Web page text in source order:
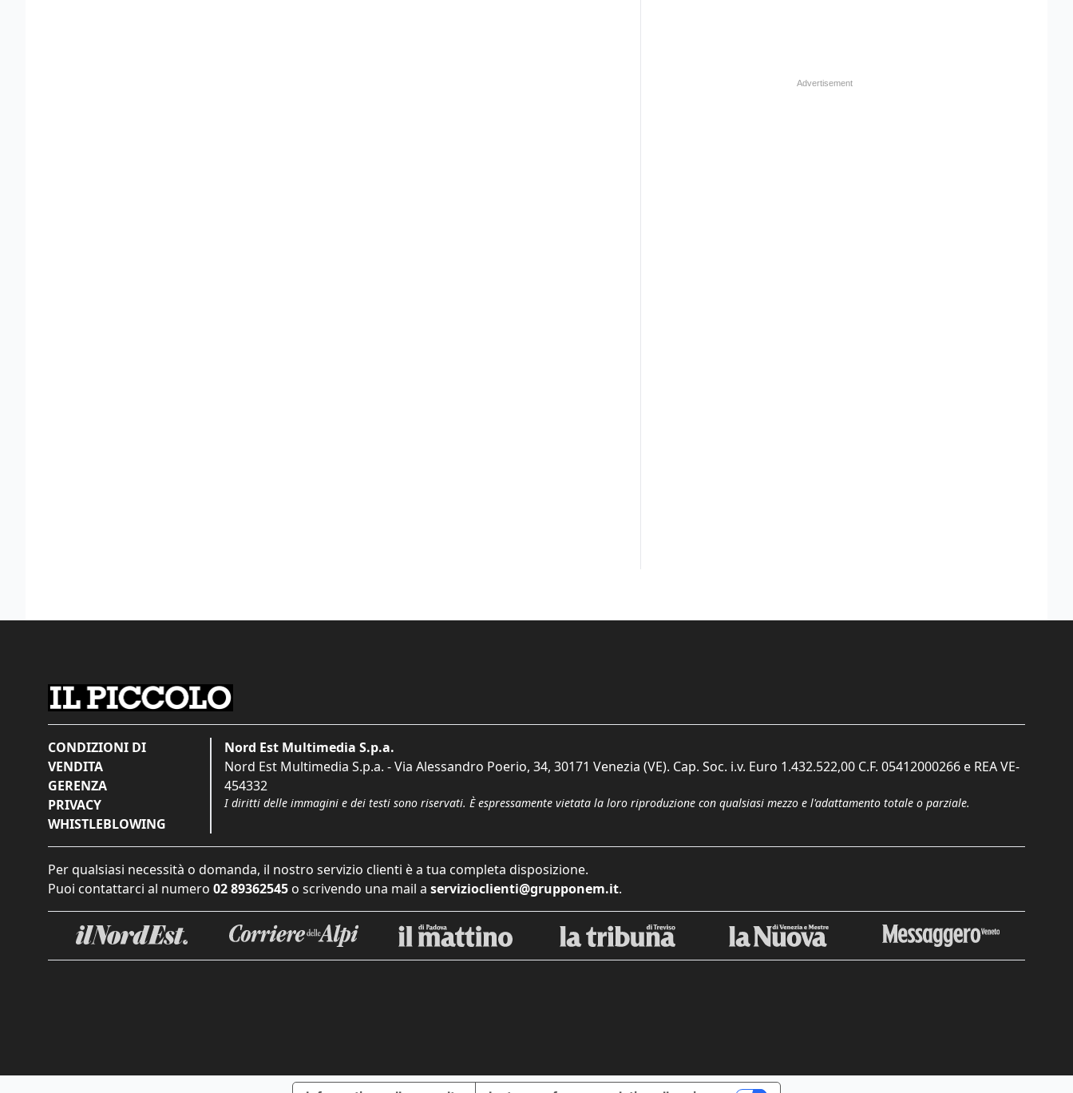
CONDIZIONI DI
VENDITA
GERENZA
PRIVACY
WHISTLEBLOWING
Nord Est Multimedia S.p.a.
Nord Est Multimedia S.p.a. - Via Alessandro Poerio, 34, 30171 Venezia (VE). Cap. Soc. i.v. Euro 1.432.522,00 C.F. 05412000266 e REA VE-
454332
I diritti delle immagini e dei testi sono riservati. È espressamente vietata la loro riproduzione con qualsiasi mezzo e l'adattamento totale o parziale.
Per qualsiasi necessità o domanda, il nostro servizio clienti è a tua completa disposizione.
Puoi contattarci al numero 02 89362545 o scrivendo una mail a servizioclienti@grupponem.it.